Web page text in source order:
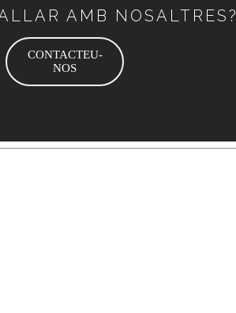
AMB NOSALTRES?
CONTACTEU-
NOS